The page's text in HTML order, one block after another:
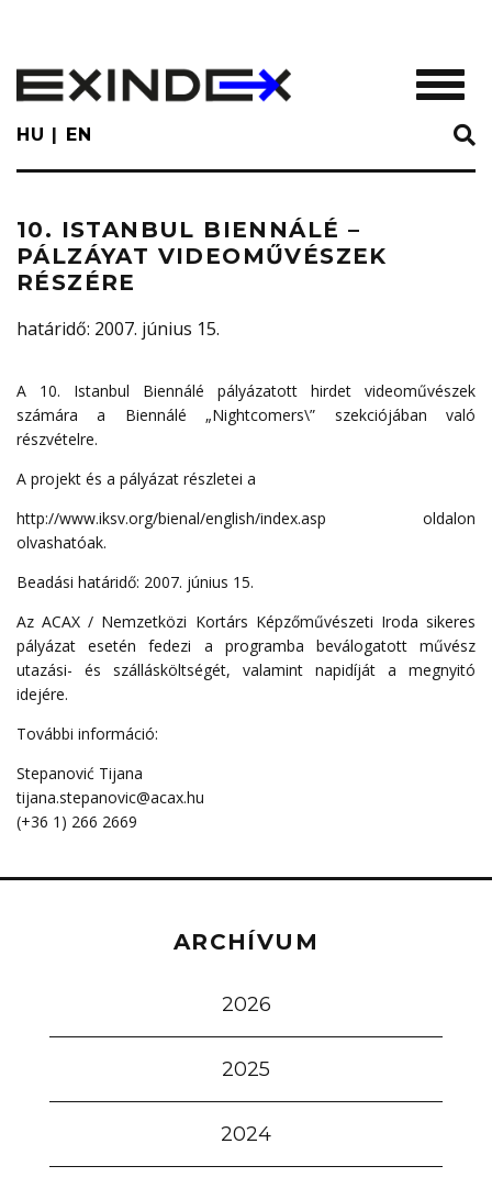
main
content
HU EN
10. ISTANBUL BIENNÁLÉ –
PÁLZÁYAT VIDEOMŰVÉSZEK
RÉSZÉRE
határidő: 2007. június 15.
A 10. Istanbul Biennálé pályázatott hirdet videoművészek
számára a Biennálé „Nightcomers\” szekciójában való
részvételre.
A projekt és a pályázat részletei a
http://www.iksv.org/bienal/english/index.asp oldalon
olvashatóak.
Beadási határidő: 2007. június 15.
Az ACAX / Nemzetközi Kortárs Képzőművészeti Iroda sikeres
pályázat esetén fedezi a programba beválogatott művész
utazási- és szállásköltségét, valamint napidíját a megnyitó
idejére.
További információ:
Stepanović Tijana
tijana.stepanovic@acax.hu
(+36 1) 266 2669
ARCHÍVUM
2026
2025
2024